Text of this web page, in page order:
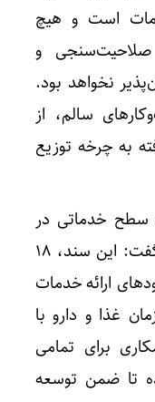
است و هیچ
صلاحیت‌سنجی و
نخواهد بود.
سالم، از
به چرخه توزیع
سطح خدماتی در
تاریخ ۲۳ خرداد ۱۴۰۵ خبر داد و گفت: این سند، ۱۸
ارائه خدمات
غذا و دارو با
برای تمامی
تا ضمن توسعه